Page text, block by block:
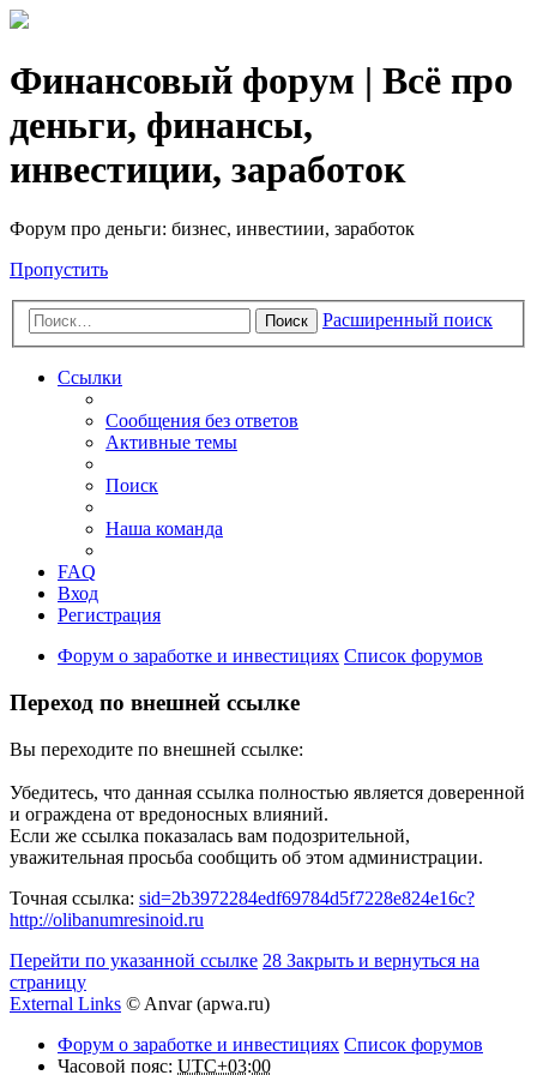
Финансовый форум | Всё про
деньги, финансы,
инвестиции, заработок
Форум про деньги: бизнес, инвестиии, заработок
Пропустить
Поиск Расширенный поиск
Ссылки
Сообщения без ответов
Активные темы
Поиск
Наша команда
FAQ
Вход
Регистрация
Форум о заработке и инвестициях Список форумов
Переход по внешней ссылке
Вы переходите по внешней ссылке:
Убедитесь, что данная ссылка полностью является доверенной
и ограждена от вредоносных влияний.
Если же ссылка показалась вам подозрительной,
уважительная просьба сообщить об этом администрации.
Точная ссылка: sid=2b3972284edf69784d5f7228e824e16c?
http://olibanumresinoid.ru
Перейти по указанной ссылке 28 Закрыть и вернуться на
страницу
External Links © Anvar (apwa.ru)
Форум о заработке и инвестициях Список форумов
Часовой пояс: UTC+03:00